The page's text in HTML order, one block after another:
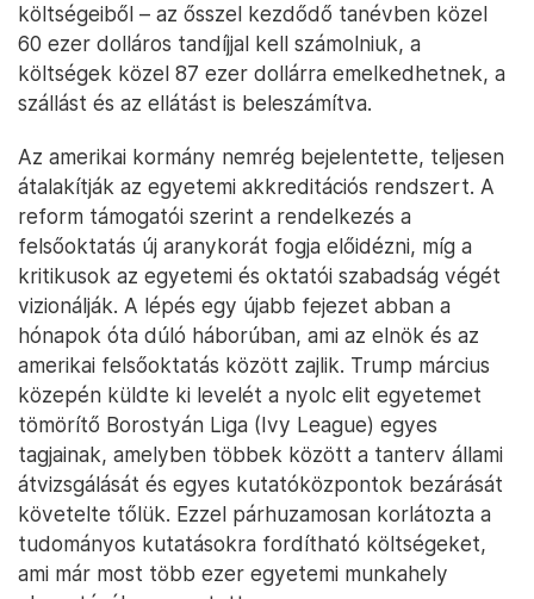
költségeiből – az ősszel kezdődő tanévben közel
60 ezer dolláros tandíjjal kell számolniuk, a
költségek közel 87 ezer dollárra emelkedhetnek, a
szállást és az ellátást is beleszámítva.
Az amerikai kormány nemrég bejelentette, teljesen
átalakítják az egyetemi akkreditációs rendszert. A
reform támogatói szerint a rendelkezés a
felsőoktatás új aranykorát fogja előidézni, míg a
kritikusok az egyetemi és oktatói szabadság végét
vizionálják. A lépés egy újabb fejezet abban a
hónapok óta dúló háborúban, ami az elnök és az
amerikai felsőoktatás között zajlik. Trump március
közepén küldte ki levelét a nyolc elit egyetemet
tömörítő Borostyán Liga (Ivy League) egyes
tagjainak, amelyben többek között a tanterv állami
átvizsgálását és egyes kutatóközpontok bezárását
követelte tőlük. Ezzel párhuzamosan korlátozta a
tudományos kutatásokra fordítható költségeket,
ami már most több ezer egyetemi munkahely